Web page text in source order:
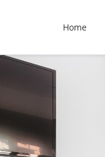
Home